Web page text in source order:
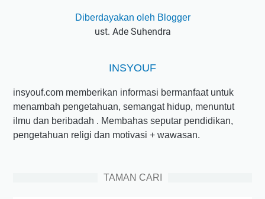
Diberdayakan oleh Blogger
ust. Ade Suhendra
INSYOUF
insyouf.com memberikan informasi bermanfaat untuk
menambah pengetahuan, semangat hidup, menuntut
ilmu dan beribadah . Membahas seputar pendidikan,
pengetahuan religi dan motivasi + wawasan.
TAMAN CARI